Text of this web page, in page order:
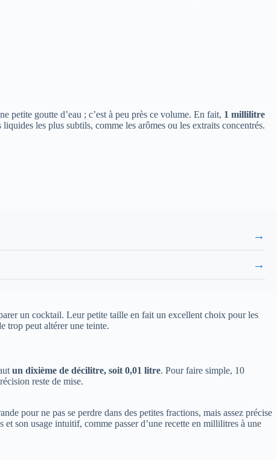
petite goutte d’eau ; c’est à peu près ce volume. En fait, 1 millilitre
les plus subtils, comme les arômes ou les extraits concentrés.
→
→
un cocktail. Leur petite taille en fait un excellent choix pour les
trop peut altérer une teinte.
un dixième de décilitre, soit 0,01 litre. Pour faire simple, 10
reste de mise.
pour ne pas se perdre dans des petites fractions, mais assez précise
son usage intuitif, comme passer d’une recette en millilitres à une